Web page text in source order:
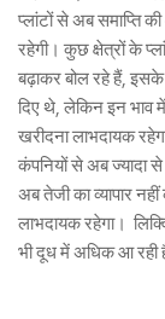
प्लांटों से अब समाप्ति
रहेगी। कुछ क्षेत्रों के
बढ़ाकर बोल रहे हैं, इसके
दिए थे, लेकिन इन भाव
खरीदना लाभदायक
कंपनियों से अब ज्यादा
अब तेजी का व्यापार
लाभदायक रहेगा।
भी दूध में अधिक आ रही